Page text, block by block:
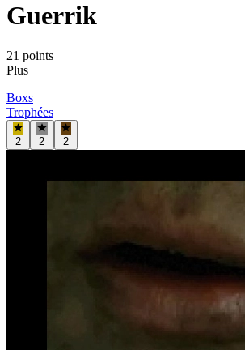
Guerrik
21 points
Plus
Boxs
Trophées
2 2 2